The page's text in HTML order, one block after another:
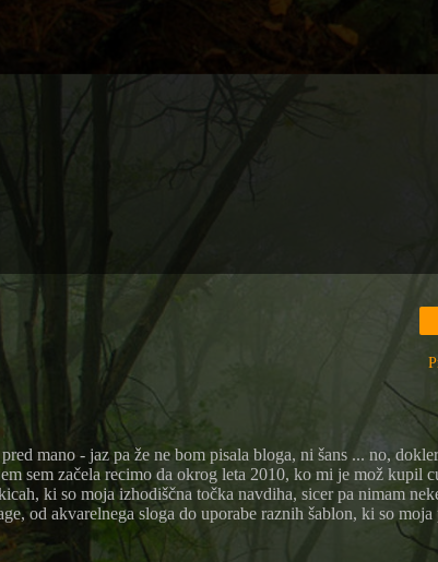
mano - jaz pa že ne bom pisala bloga, ni šans ... no,
sem začela recimo da okrog leta 2010, ko mi je mož kupil
ki so moja izhodiščna točka navdiha, sicer pa nimam
od akvarelnega sloga do uporabe raznih šablon, ki so